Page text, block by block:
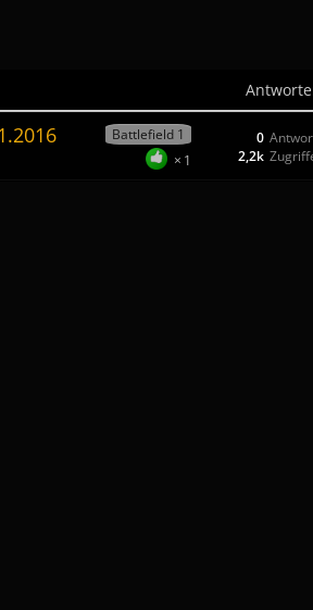
Battlefield 1
1
0
2,2k